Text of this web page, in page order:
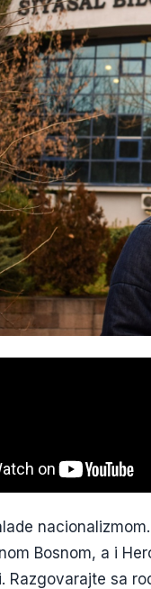
Bosnom, a i
Razgovarajte sa